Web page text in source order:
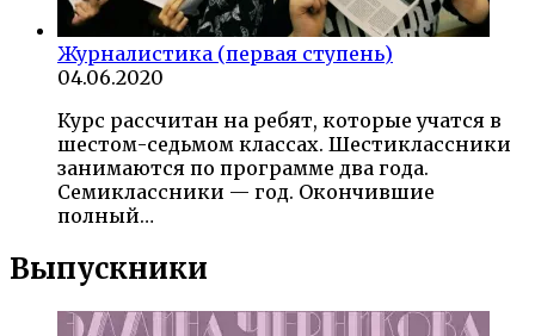
Журналистика (первая ступень)
04.06.2020
Курс рассчитан на ребят, которые учатся в
шестом-седьмом классах. Шестиклассники
занимаются по программе два года.
Семиклассники — год. Окончившие
полный…
Выпускники